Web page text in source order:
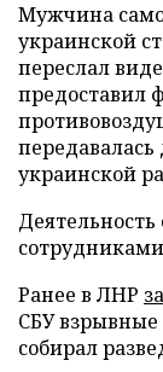
Мужчина
украинской
переслал
предоставил
передавалась
украинской
Ранее в ЛНР
СБУ взрывные
собирал